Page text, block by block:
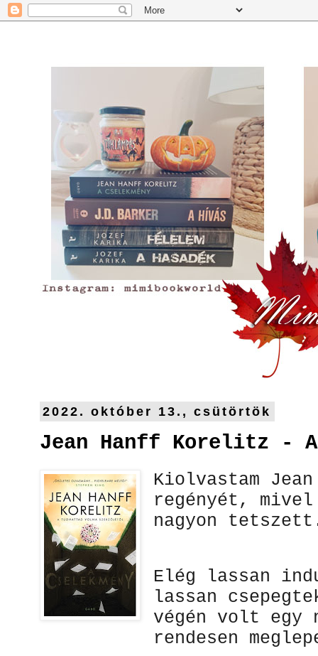
2022. október 13., csütörtök
Jean Hanff Korelitz - A
Kiolvastam
regényét,
nagyon
Elég lassan
lassan
végén volt egy
rendesen